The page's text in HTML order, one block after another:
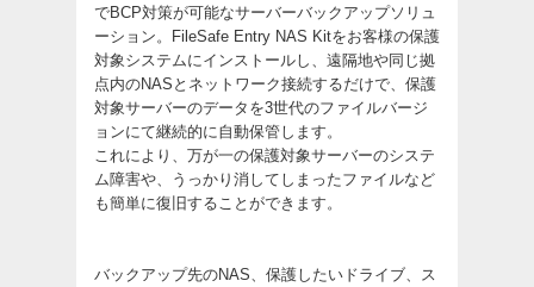
でBCP対策が可能なサーバーバックアップソリュ
ーション。FileSafe Entry NAS Kitをお客様の保護
対象システムにインストールし、遠隔地や同じ拠
点内のNASとネットワーク接続するだけで、保護
対象サーバーのデータを3世代のファイルバージ
ョンにて継続的に自動保管します。
これにより、万が一の保護対象サーバーのシステ
ム障害や、うっかり消してしまったファイルなど
も簡単に復旧することができます。
バックアップ先のNAS、保護したいドライブ、ス